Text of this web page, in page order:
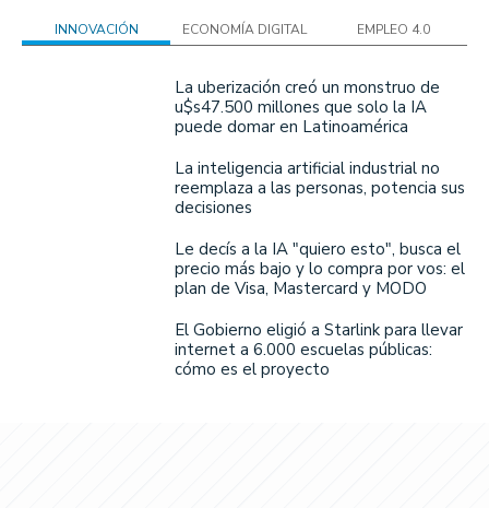
INNOVACIÓN ECONOMÍA DIGITAL EMPLEO 4.0
La uberización creó un monstruo de
u$s47.500 millones que solo la IA
puede domar en Latinoamérica
La inteligencia artificial industrial no
reemplaza a las personas, potencia sus
decisiones
Le decís a la IA "quiero esto", busca el
precio más bajo y lo compra por vos: el
plan de Visa, Mastercard y MODO
El Gobierno eligió a Starlink para llevar
internet a 6.000 escuelas públicas:
cómo es el proyecto